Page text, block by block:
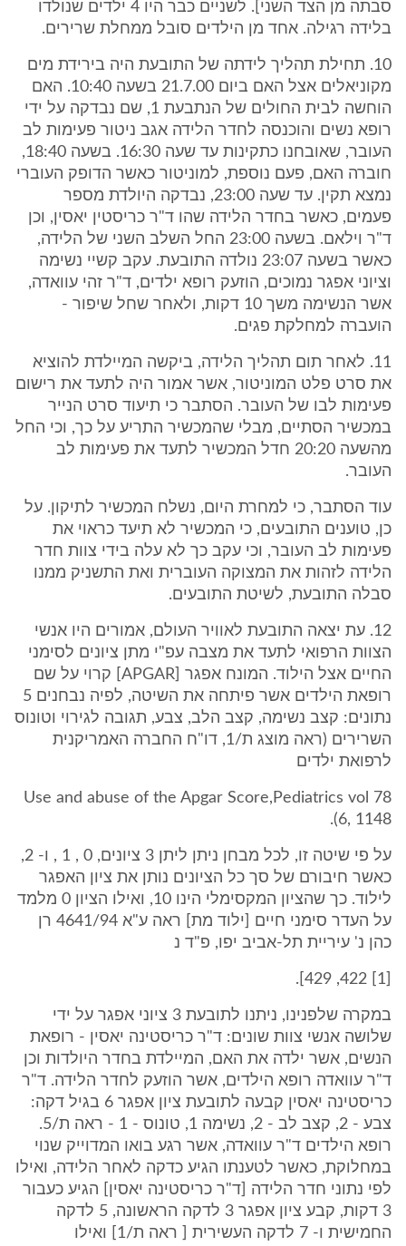
סבתה מן הצד השני]. לשניים כבר היו 4 ילדים שנולדו
בלידה רגילה. אחד מן הילדים סובל ממחלת שרירים.
10. תחילת תהליך לידתה של התובעת היה בירידת מים
מקוניאלים אצל האם ביום 21.7.00 בשעה 10:40. האם
הוחשה לבית החולים של הנתבעת 1, שם נבדקה על ידי
רופא נשים והוכנסה לחדר הלידה אגב ניטור פעימות לב
העובר, שאובחנו כתקינות עד שעה 16:30. בשעה 18:40,
חוברה האם, פעם נוספת, למוניטור כאשר הדופק העוברי
נמצא תקין. עד שעה 23:00, נבדקה היולדת מספר
פעמים, כאשר בחדר הלידה שהו ד"ר כריסטין יאסין, וכן
ד"ר וילאם. בשעה 23:00 החל השלב השני של הלידה,
כאשר בשעה 23:07 נולדה התובעת. עקב קשיי נשימה
וציוני אפגר נמוכים, הוזעק רופא ילדים, ד"ר זהי עוואדה,
אשר הנשימה משך 10 דקות, ולאחר שחל שיפור -
הועברה למחלקת פגים.
11. לאחר תום תהליך הלידה, ביקשה המיילדת להוציא
את סרט פלט המוניטור, אשר אמור היה לתעד את רישום
פעימות לבו של העובר. הסתבר כי תיעוד סרט הנייר
במכשיר הסתיים, מבלי שהמכשיר התריע על כך, וכי החל
מהשעה 20:20 חדל המכשיר לתעד את פעימות לב
העובר.
עוד הסתבר, כי למחרת היום, נשלח המכשיר לתיקון. על
כן, טוענים התובעים, כי המכשיר לא תיעד כראוי את
פעימות לב העובר, וכי עקב כך לא עלה בידי צוות חדר
הלידה לזהות את המצוקה העוברית ואת התשניק ממנו
סבלה התובעת, לשיטת התובעים.
12. עת יצאה התובעת לאוויר העולם, אמורים היו אנשי
הצוות הרפואי לתעד את מצבה עפ"י מתן ציונים לסימני
החיים אצל הילוד. המונח אפגר [APGAR] קרוי על שם
רופאת הילדים אשר פיתחה את השיטה, לפיה נבחנים 5
נתונים: קצב נשימה, קצב הלב, צבע, תגובה לגירוי וטונוס
השרירים (ראה מוצג ת/1, דו"ח החברה האמריקנית
לרפואת ילדים
Use and abuse of the Apgar Score,Pediatrics vol 78
6, 1148).
על פי שיטה זו, לכל מבחן ניתן ליתן 3 ציונים, 0 , 1 , ו- 2,
כאשר חיבורם של סך כל הציונים נותן את ציון האפגר
לילוד. כך שהציון המקסימלי הינו 10, ואילו הציון 0 מלמד
על העדר סימני חיים [ילוד מת] ראה ע"א 4641/94 רן
כהן נ' עיריית תל-אביב יפו, פ"ד נ
במקרה שלפנינו, ניתנו לתובעת 3 ציוני אפגר על ידי
שלושה אנשי צוות שונים: ד"ר כריסטינה יאסין - רופאת
הנשים, אשר ילדה את האם, המיילדת בחדר היולדות וכן
ד"ר עוואדה רופא הילדים, אשר הוזעק לחדר הלידה. ד"ר
כריסטינה יאסין קבעה לתובעת ציון אפגר 6 בגיל דקה:
צבע - 2, קצב לב - 2, נשימה 1, טונוס - 1 - ראה ת/5.
רופא הילדים ד"ר עוואדה, אשר רגע בואו המדוייק שנוי
במחלוקת, כאשר לטענתו הגיע כדקה לאחר הלידה, ואילו
לפי נתוני חדר הלידה [ד"ר כריסטינה יאסין] הגיע כעבור
3 דקות, קבע ציון אפגר 3 לדקה הראשונה, 5 לדקה
החמישית ו- 7 לדקה העשירית [ ראה ת/1] ואילו